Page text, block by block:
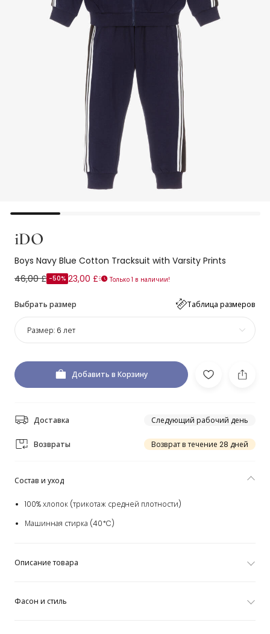
iDO
Boys Navy Blue Cotton Tracksuit with Varsity Prints
46,00 £ -50% 23,00 £ Только 1 в наличии!
Выбрать размер Таблица размеров
Размер: 6 лет
Добавить в Корзину
Доставка Следующий рабочий день
Возвраты Возврат в течение 28 дней
Состав и уход
100% хлопок (трикотаж средней плотности)
Машинная стирка (40*C)
Описание товара
Фасон и стиль